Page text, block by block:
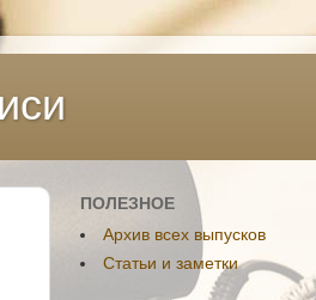
ПОЛЕЗНОЕ
Aрхив всех выпусков
Статьи и заметки